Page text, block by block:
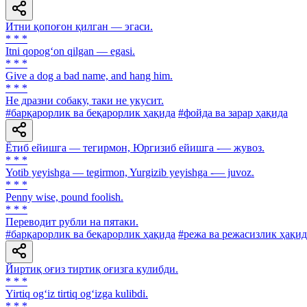
Итни қопоғон қилган — эгаси.
* * *
Itni qopog‘on qilgan — egasi.
* * *
Give a dog a bad name, and hang him.
* * *
He дразни собаку, таки не укусит.
#барқарорлик ва беқарорлик ҳақида #фойда ва зарар ҳақида
Ётиб ейишга — тегирмон, Юргизиб ейишга -— жувоз.
* * *
Yotib yeyishga — tegirmon, Yurgizib yeyishga -— juvoz.
* * *
Penny wise, pound foolish.
* * *
Переводит рубли на пятаки.
#барқарорлик ва беқарорлик ҳақида #режа ва режасизлик
Йиртиқ оғиз тиртиқ оғизга кулибди.
* * *
Yirtiq og‘iz tirtiq og‘izga kulibdi.